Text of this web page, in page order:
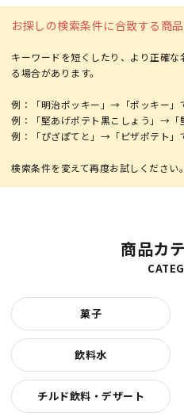
お探しの検索条件に合致する商
キーワードを短くしたり、より正確
る場合があります。
例：「明治ポッキー」→「ポッキー」
例：「堅あげポテト黒こしょう」→「
例：「ぴざぽてと」→「ピザポテト」
商品カ
菓子
飲料水
チルド飲料・デザート